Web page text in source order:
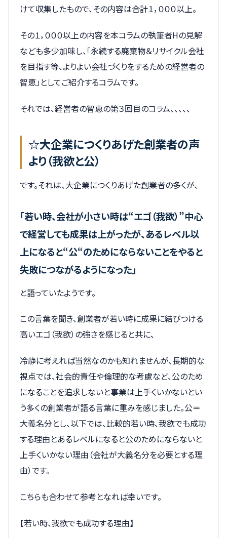
けて収集したもので、その内容は合計１，０００以上。
その１，０００以上の内容を本コラムの執筆者Hの見解
なども多少加味し、「永続する廃棄物＆リサイクル会社
を目指す等、よりよい会社づくりをするための経営者の
智恵」としてご紹介するコラムです。
それでは、経営者の智恵の第３回目のコラム、、、、、
☆大企業につくりあげた創業者の声
より（我欲と公）
です。それは、大企業につくりあげた創業者の多くが、
「若い時、会社が小さい時は“エゴ（我欲）”中心
で経営しても成果は上がったが、あるレベル以
上になると“公“のためにならないことをやると
失敗につながるようになった」
と語っていたようです。
この言葉を聞き、創業者が若い時に成果に結びつける
高いエゴ（我欲）の強さを感じると共に、
冷静に考えれば当然なのかも知れませんが、長期的な
視点では、社会的責任や倫理的な考慮など、公のため
になることを追求しないと事業は上手くいかないとい
う多くの創業者が語る言葉に重みを感じました。公＝
大義名分とし、以下では、比較的若い時、我欲でも成功
する理由とあるレベルになると公のためにならないと
上手くいかない理由（会社が大義名分を必要とする理
由）です。
こちらも合わせて参考となれば幸いです。
【若い時、我欲でも成功する理由】